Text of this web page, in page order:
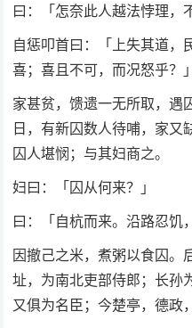
曰：「怎奈此人越法悖理，
自惩叩首曰：「上失其道，
喜；喜且不可，而况怒乎？
家甚贫，馈遗一无所取，遇
日，有新囚数人待哺，家又
囚人堪悯；与其妇商之。
妇曰：「囚从何来？」
曰：「自杭而来。沿路忍饥
因撤己之米，煮粥以食囚。
址，为南北吏部侍郎；长孙
又俱为名臣；今楚亭，德政